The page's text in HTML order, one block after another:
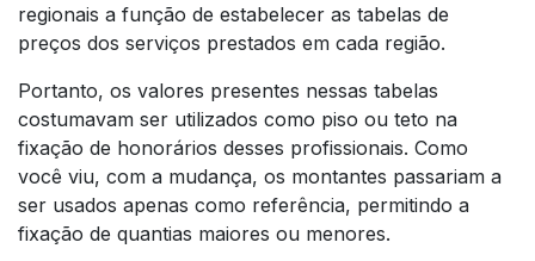
regionais a função de estabelecer as tabelas de
preços dos serviços prestados em cada região.
Portanto, os valores presentes nessas tabelas
costumavam ser utilizados como piso ou teto na
fixação de honorários desses profissionais. Como
você viu, com a mudança, os montantes passariam a
ser usados apenas como referência, permitindo a
fixação de quantias maiores ou menores.